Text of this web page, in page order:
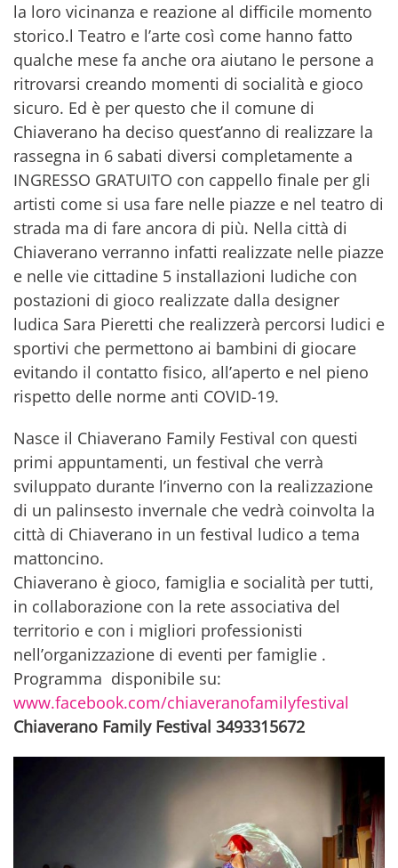
la loro vicinanza e reazione al difficile momento
storico.l Teatro e l’arte così come hanno fatto
qualche mese fa anche ora aiutano le persone a
ritrovarsi creando momenti di socialità e gioco
sicuro. Ed è per questo che il comune di
Chiaverano ha deciso quest’anno di realizzare la
rassegna in 6 sabati diversi completamente a
INGRESSO GRATUITO con cappello finale per gli
artisti come si usa fare nelle piazze e nel teatro di
strada ma di fare ancora di più. Nella città di
Chiaverano verranno infatti realizzate nelle piazze
e nelle vie cittadine 5 installazioni ludiche con
postazioni di gioco realizzate dalla designer
ludica Sara Pieretti che realizzerà percorsi ludici e
sportivi che permettono ai bambini di giocare
evitando il contatto fisico, all’aperto e nel pieno
rispetto delle norme anti COVID-19.
Nasce il Chiaverano Family Festival con questi
primi appuntamenti, un festival che verrà
sviluppato durante l’inverno con la realizzazione
di un palinsesto invernale che vedrà coinvolta la
città di Chiaverano in un festival ludico a tema
mattoncino.
Chiaverano è gioco, famiglia e socialità per tutti,
in collaborazione con la rete associativa del
territorio e con i migliori professionisti
nell’organizzazione di eventi per famiglie .
Programma disponibile su:
www.facebook.com/chiaveranofamilyfestival
Chiaverano Family Festival 3493315672